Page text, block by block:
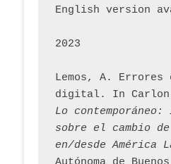
English version
2023
Lemos, A.
Lo contemporáneo:
sobre el cambio de
en/desde América